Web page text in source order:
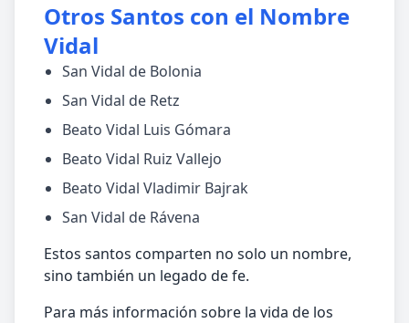
Otros Santos con el Nombre
Vidal
San Vidal de Bolonia
San Vidal de Retz
Beato Vidal Luis Gómara
Beato Vidal Ruiz Vallejo
Beato Vidal Vladimir Bajrak
San Vidal de Rávena
Estos santos comparten no solo un nombre,
sino también un legado de fe.
Para más información sobre la vida de los